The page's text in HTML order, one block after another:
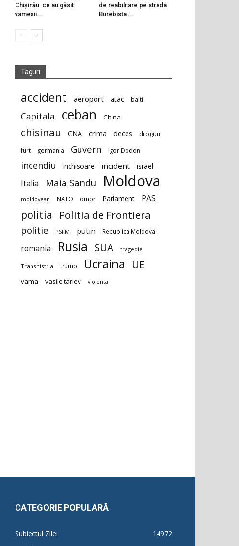
Chișinău: ce au găsit
vameșii...
de reabilitare pe strada
Burebista:...
Taguri
accident aeroport atac balti
Capitala ceban China
chisinau CNA crima deces droguri
furt germania Guvern Igor Dodon
incendiu inchisoare incident israel
Italia Maia Sandu Moldova
moldovean NATO omor Parlament PAS
politia Politia de Frontiera
politie PSRM putin Republica Moldova
romania Rusia SUA tragedie
Transnistria trump Ucraina UE
vama vasile tarlev violenta
CATEGORIE POPULARĂ
Subiectul Zilei
14972